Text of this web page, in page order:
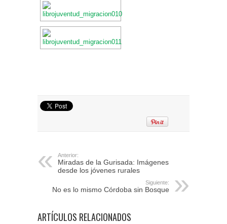
Anterior:
Miradas de la Gurisada: Imágenes
desde los jóvenes rurales
Siguiente:
No es lo mismo Córdoba sin Bosque
ARTÍCULOS RELACIONADOS